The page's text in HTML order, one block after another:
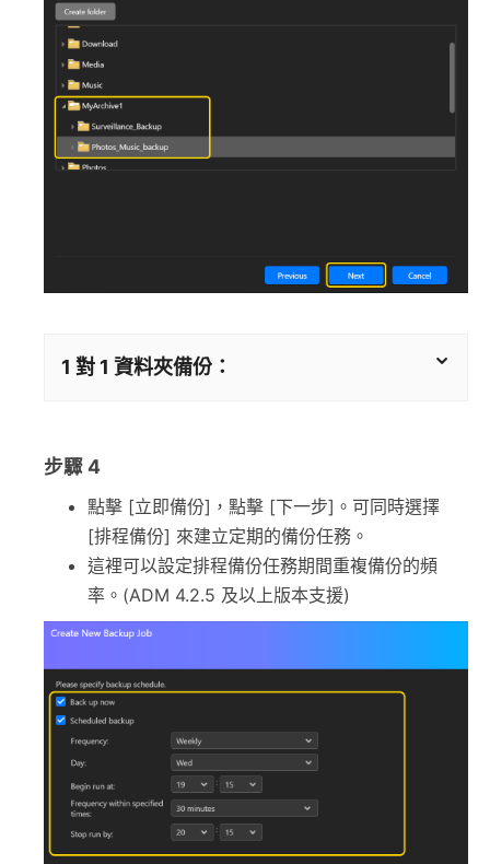
1 對 1 資料夾備份：
步驟 4
點擊 [立即備份]，點擊 [下一步]。可同時選擇
[排程備份] 來建立定期的備份任務。
這裡可以設定排程備份任務期間重複備份的頻
率。(ADM 4.2.5 及以上版本支援)